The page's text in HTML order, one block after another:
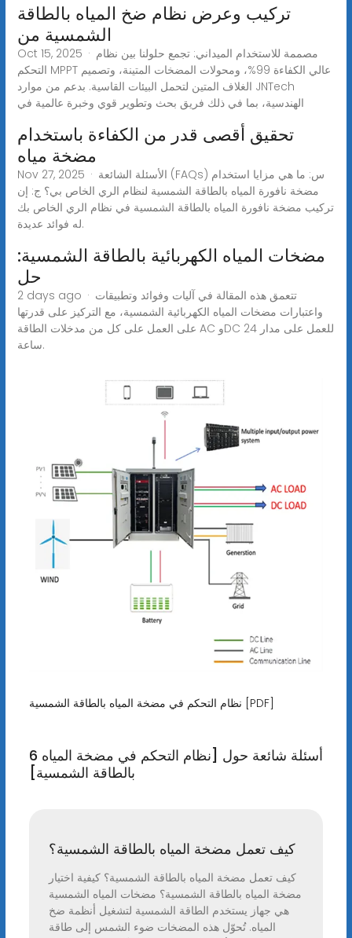
تركيب وعرض نظام ضخ المياه بالطاقة
الشمسية من
Oct 15, 2025 · مصممة للاستخدام الميداني: تجمع حلولنا بين نظام
التحكم MPPT عالي الكفاءة 99%، ومحولات المضخات المتينة، وتصميم
الغلاف المتين لتحمل البيئات القاسية. بدعم من موارد JNTech
الهندسية، بما في ذلك فريق بحث وتطوير قوي وخبرة عالمية في
تحقيق أقصى قدر من الكفاءة باستخدام
مضخة مياه
Nov 27, 2025 · الأسئلة الشائعة (FAQs) س: ما هي مزايا استخدام
مضخة نافورة المياه بالطاقة الشمسية لنظام الري الخاص بي؟ ج: إن
تركيب مضخة نافورة المياه بالطاقة الشمسية في نظام الري الخاص بك
له فوائد عديدة.
مضخات المياه الكهربائية بالطاقة الشمسية:
حل
2 days ago · تتعمق هذه المقالة في آليات وفوائد وتطبيقات
واعتبارات مضخات المياه الكهربائية الشمسية، مع التركيز على قدرتها
على العمل على كل من مدخلات الطاقة AC وDC للعمل على مدار 24
ساعة.
نظام التحكم في مضخة المياه بالطاقة الشمسية [PDF]
6 أسئلة شائعة حول [نظام التحكم في مضخة المياه
بالطاقة الشمسية]
كيف تعمل مضخة المياه بالطاقة الشمسية؟
كيف تعمل مضخة المياه بالطاقة الشمسية؟ كيفية اختيار
مضخة المياه بالطاقة الشمسية؟ مضخات المياه الشمسية
هي جهاز يستخدم الطاقة الشمسية لتشغيل أنظمة ضخ
المياه. تُحوّل هذه المضخات ضوء الشمس إلى طاقة